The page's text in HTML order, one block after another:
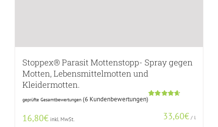
Stoppex® Parasit Mottenstopp- Spray gegen
Motten, Lebensmittelmotten und
Kleidermotten.
von 5,
basierend
geprüfte Gesamtbewertungen (6 Kundenbewertungen)
16,80€ inkl. MwSt. 33,60€ / l